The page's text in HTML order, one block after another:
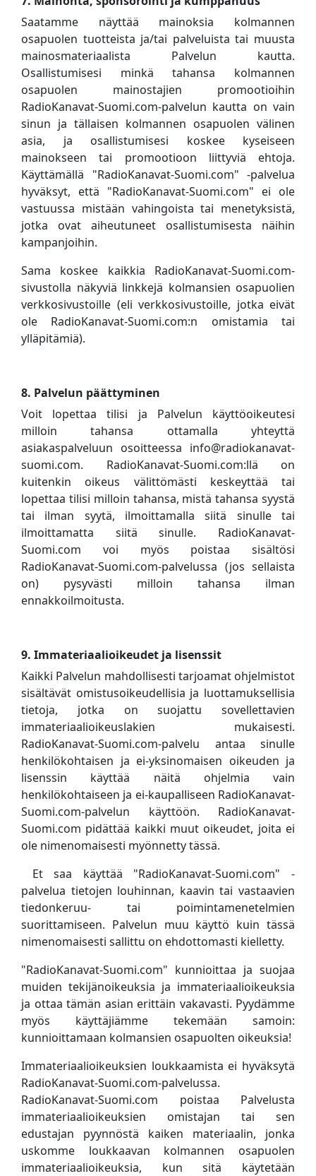
Saatamme näyttää mainoksia kolmannen
osapuolen tuotteista ja/tai palveluista tai muusta
mainosmateriaalista Palvelun kautta.
Osallistumisesi minkä tahansa kolmannen
osapuolen mainostajien promootioihin
RadioKanavat-Suomi.com-palvelun kautta on vain
sinun ja tällaisen kolmannen osapuolen välinen
asia, ja osallistumisesi koskee kyseiseen
mainokseen tai promootioon liittyviä ehtoja.
Käyttämällä "RadioKanavat-Suomi.com" -palvelua
hyväksyt, että "RadioKanavat-Suomi.com" ei ole
vastuussa mistään vahingoista tai menetyksistä,
jotka ovat aiheutuneet osallistumisesta näihin
kampanjoihin.
Sama koskee kaikkia RadioKanavat-Suomi.com-
sivustolla näkyviä linkkejä kolmansien osapuolien
verkkosivustoille (eli verkkosivustoille, jotka eivät
ole RadioKanavat-Suomi.com:n omistamia tai
ylläpitämiä).
8. Palvelun päättyminen
Voit lopettaa tilisi ja Palvelun käyttöoikeutesi
milloin tahansa ottamalla yhteyttä
asiakaspalveluun osoitteessa info@radiokanavat-
suomi.com. RadioKanavat-Suomi.com:llä on
kuitenkin oikeus välittömästi keskeyttää tai
lopettaa tilisi milloin tahansa, mistä tahansa syystä
tai ilman syytä, ilmoittamalla siitä sinulle tai
ilmoittamatta siitä sinulle. RadioKanavat-
Suomi.com voi myös poistaa sisältösi
RadioKanavat-Suomi.com-palvelussa (jos sellaista
on) pysyvästi milloin tahansa ilman
ennakkoilmoitusta.
9. Immateriaalioikeudet ja lisenssit
Kaikki Palvelun mahdollisesti tarjoamat ohjelmistot
sisältävät omistusoikeudellisia ja luottamuksellisia
tietoja, jotka on suojattu sovellettavien
immateriaalioikeuslakien mukaisesti.
RadioKanavat-Suomi.com-palvelu antaa sinulle
henkilökohtaisen ja ei-yksinomaisen oikeuden ja
lisenssin käyttää näitä ohjelmia vain
henkilökohtaiseen ja ei-kaupalliseen RadioKanavat-
Suomi.com-palvelun käyttöön. RadioKanavat-
Suomi.com pidättää kaikki muut oikeudet, joita ei
ole nimenomaisesti myönnetty tässä.
Et saa käyttää "RadioKanavat-Suomi.com" -
palvelua tietojen louhinnan, kaavin tai vastaavien
tiedonkeruu- tai poimintamenetelmien
suorittamiseen. Palvelun muu käyttö kuin tässä
nimenomaisesti sallittu on ehdottomasti kielletty.
"RadioKanavat-Suomi.com" kunnioittaa ja suojaa
muiden tekijänoikeuksia ja immateriaalioikeuksia
ja ottaa tämän asian erittäin vakavasti. Pyydämme
myös käyttäjiämme tekemään samoin:
kunnioittamaan kolmansien osapuolten oikeuksia!
Immateriaalioikeuksien loukkaamista ei hyväksytä
RadioKanavat-Suomi.com-palvelussa.
RadioKanavat-Suomi.com poistaa Palvelusta
immateriaalioikeuksien omistajan tai sen
edustajan pyynnöstä kaiken materiaalin, jonka
uskomme loukkaavan kolmannen osapuolen
immateriaalioikeuksia, kun sitä käytetään